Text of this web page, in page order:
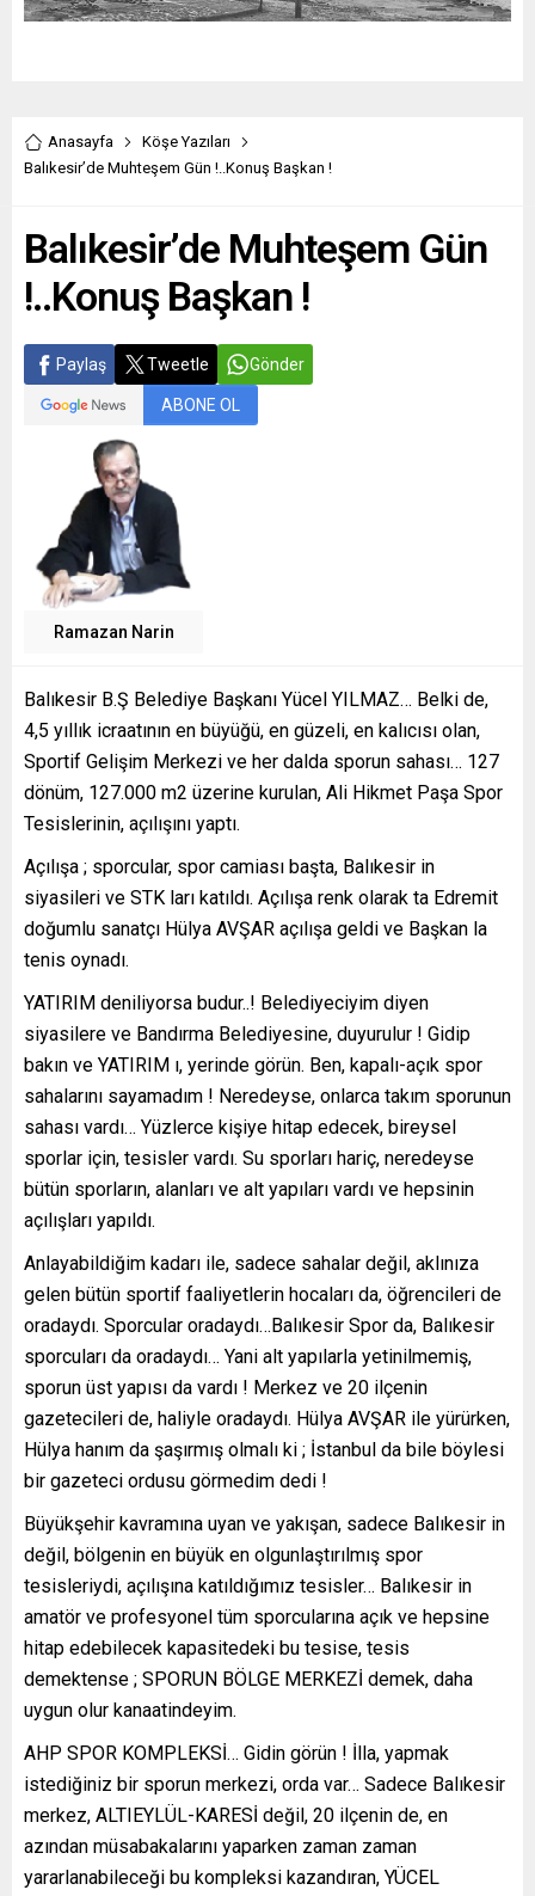
Anasayfa
Köşe Yazıları
Balıkesir’de Muhteşem Gün !..Konuş Başkan !
Balıkesir’de Muhteşem Gün
!..Konuş Başkan !
Paylaş Tweetle Gönder
ABONE OL
Ramazan Narin
Balıkesir B.Ş Belediye Başkanı Yücel YILMAZ… Belki de,
4,5 yıllık icraatının en büyüğü, en güzeli, en kalıcısı olan,
Sportif Gelişim Merkezi ve her dalda sporun sahası… 127
dönüm, 127.000 m2 üzerine kurulan, Ali Hikmet Paşa Spor
Tesislerinin, açılışını yaptı.
Açılışa ; sporcular, spor camiası başta, Balıkesir in
siyasileri ve STK ları katıldı. Açılışa renk olarak ta Edremit
doğumlu sanatçı Hülya AVŞAR açılışa geldi ve Başkan la
tenis oynadı.
YATIRIM deniliyorsa budur..! Belediyeciyim diyen
siyasilere ve Bandırma Belediyesine, duyurulur ! Gidip
bakın ve YATIRIM ı, yerinde görün. Ben, kapalı-açık spor
sahalarını sayamadım ! Neredeyse, onlarca takım sporunun
sahası vardı… Yüzlerce kişiye hitap edecek, bireysel
sporlar için, tesisler vardı. Su sporları hariç, neredeyse
bütün sporların, alanları ve alt yapıları vardı ve hepsinin
açılışları yapıldı.
Anlayabildiğim kadarı ile, sadece sahalar değil, aklınıza
gelen bütün sportif faaliyetlerin hocaları da, öğrencileri de
oradaydı. Sporcular oradaydı…Balıkesir Spor da, Balıkesir
sporcuları da oradaydı… Yani alt yapılarla yetinilmemiş,
sporun üst yapısı da vardı ! Merkez ve 20 ilçenin
gazetecileri de, haliyle oradaydı. Hülya AVŞAR ile yürürken,
Hülya hanım da şaşırmış olmalı ki ; İstanbul da bile böylesi
bir gazeteci ordusu görmedim dedi !
Büyükşehir kavramına uyan ve yakışan, sadece Balıkesir in
değil, bölgenin en büyük en olgunlaştırılmış spor
tesisleriydi, açılışına katıldığımız tesisler… Balıkesir in
amatör ve profesyonel tüm sporcularına açık ve hepsine
hitap edebilecek kapasitedeki bu tesise, tesis
demektense ; SPORUN BÖLGE MERKEZİ demek, daha
uygun olur kanaatindeyim.
AHP SPOR KOMPLEKSİ… Gidin görün ! İlla, yapmak
istediğiniz bir sporun merkezi, orda var… Sadece Balıkesir
merkez, ALTIEYLÜL-KARESİ değil, 20 ilçenin de, en
azından müsabakalarını yaparken zaman zaman
yararlanabileceği bu kompleksi kazandıran, YÜCEL